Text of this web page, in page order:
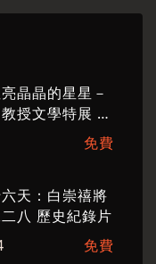
激發社會大眾對
世界分享台灣
晶晶的星星－
授文學特展 專
免費
天：白崇禧將
八 歷史紀錄片
免費